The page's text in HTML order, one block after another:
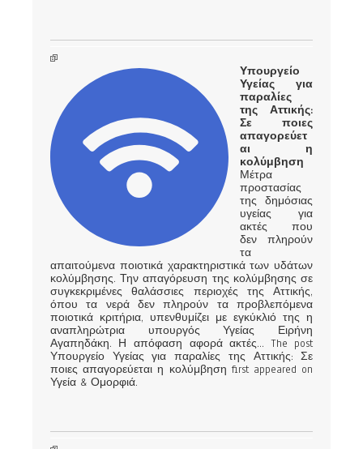
Υπουργείο
Υγείας για
παραλίες
της Αττικής:
Σε ποιες
απαγορεύετ
αι η
κολύμβηση
Μέτρα
προστασίας
της δημόσιας
υγείας για
ακτές που
δεν πληρούν
τα
απαιτούμενα ποιοτικά χαρακτηριστικά των υδάτων
κολύμβησης. Την απαγόρευση της κολύμβησης σε
συγκεκριμένες θαλάσσιες περιοχές της Αττικής,
όπου τα νερά δεν πληρούν τα προβλεπόμενα
ποιοτικά κριτήρια, υπενθυμίζει με εγκύκλιό της η
αναπληρώτρια υπουργός Υγείας Ειρήνη
Αγαπηδάκη. Η απόφαση αφορά ακτές... The post
Υπουργείο Υγείας για παραλίες της Αττικής: Σε
ποιες απαγορεύεται η κολύμβηση first appeared on
Υγεία & Ομορφιά.